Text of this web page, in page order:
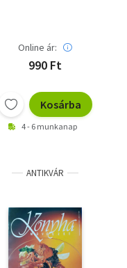
Online ár:
990 Ft
Kosárba
4 - 6 munkanap
ANTIKVÁR